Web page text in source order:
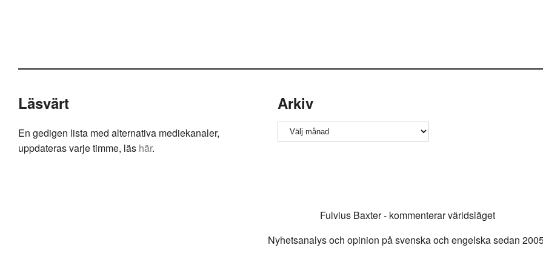
Läsvärt
En gedigen lista med alternativa mediekanaler,
uppdateras varje timme, läs här.
Arkiv
Arkiv
Fulvius Baxter - kommenterar världsläget
Nyhetsanalys och opinion på svenska och engelska sedan